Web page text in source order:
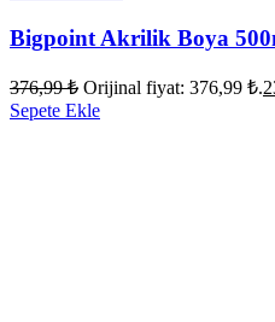
Bigpoint Akrilik Boya
376,99₺ Orijinal fiyat: 376,99 ₺.
Sepete Ekle